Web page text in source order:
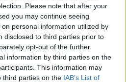
Please note that after your
you may continue seeing
personal information utilized by
disclosed to third parties prior to
opt-out of the further
information by third parties on the
This information may
third parties on the IAB’s List of